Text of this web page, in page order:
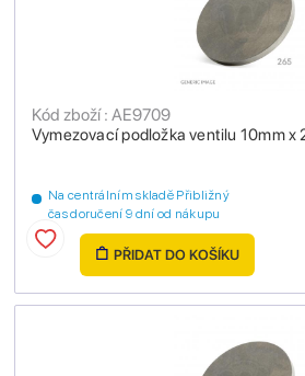
Vymezovací podložka ventilu 10mm x
Kód zboží : AE9709
Na centrálním skladě Přibližný
čas doručení 9 dní od nákupu
PŘIDAT DO KOŠÍKU